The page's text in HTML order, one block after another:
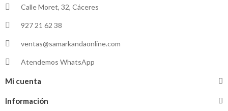
Calle Moret, 32, Cáceres
927 21 62 38
ventas@samarkandaonline.com
Atendemos WhatsApp
Mi cuenta
Información